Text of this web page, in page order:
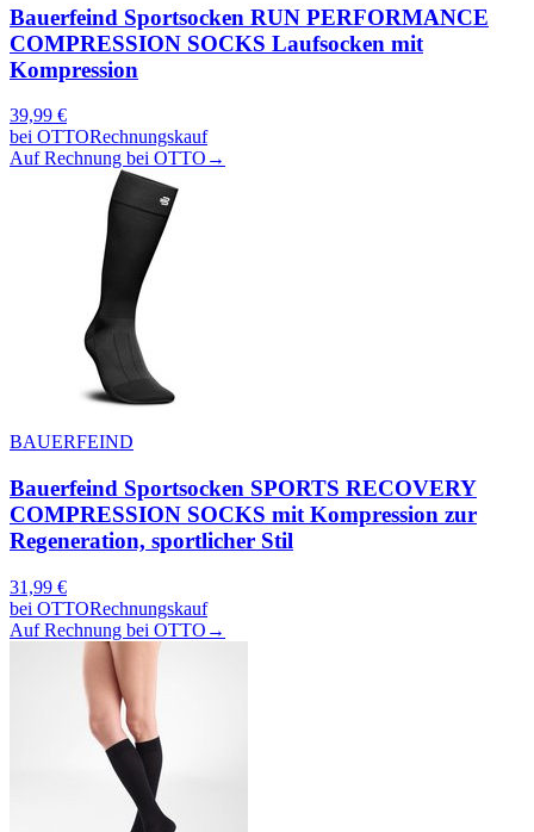
Bauerfeind Sportsocken RUN PERFORMANCE
COMPRESSION SOCKS Laufsocken mit
Kompression
39,99 €
bei OTTORechnungskauf
Auf Rechnung bei OTTO →
BAUERFEIND
Bauerfeind Sportsocken SPORTS RECOVERY
COMPRESSION SOCKS mit Kompression zur
Regeneration, sportlicher Stil
31,99 €
bei OTTORechnungskauf
Auf Rechnung bei OTTO →